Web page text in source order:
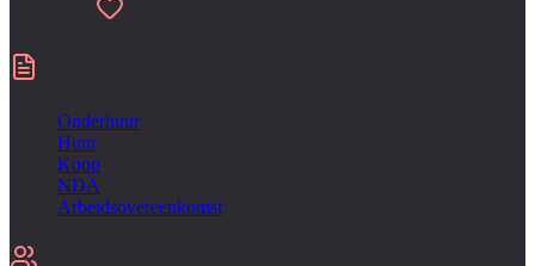
Onderhuur
Huur
Koop
NDA
Arbeidsovereenkomst